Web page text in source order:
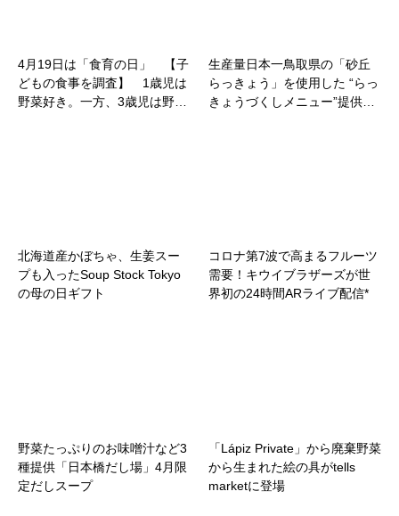
4月19日は「食育の日」 【子
どもの食事を調査】 1歳児は
野菜好き。一方、3歳児は野…
生産量日本一鳥取県の「砂丘
らっきょう」を使用した “らっ
きょうづくしメニュー”提供…
北海道産かぼちゃ、生姜スー
プも入ったSoup Stock Tokyo
の母の日ギフト
コロナ第7波で高まるフルーツ
需要！キウイブラザーズが世
界初の24時間ARライブ配信*
野菜たっぷりのお味噌汁など3
種提供「日本橋だし場」4月限
定だしスープ
「Lápiz Private」から廃棄野菜
から生まれた絵の具がtells
marketに登場